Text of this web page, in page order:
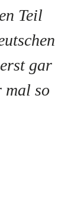
Teil
gar
mal so